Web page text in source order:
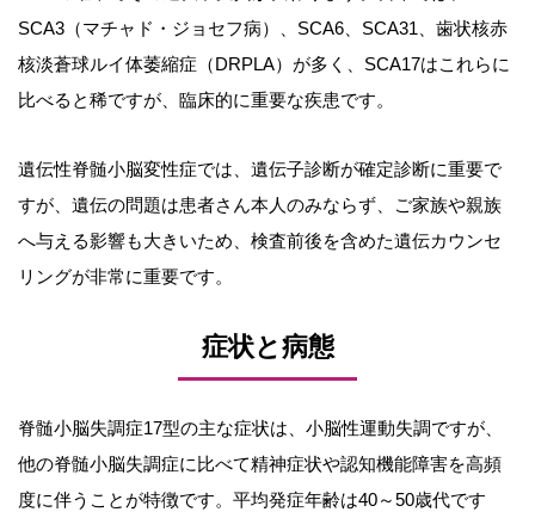
SCA3（マチャド・ジョセフ病）、SCA6、SCA31、歯状核赤
核淡蒼球ルイ体萎縮症（DRPLA）が多く、SCA17はこれらに
比べると稀ですが、臨床的に重要な疾患です。
遺伝性脊髄小脳変性症では、遺伝子診断が確定診断に重要で
すが、遺伝の問題は患者さん本人のみならず、ご家族や親族
へ与える影響も大きいため、検査前後を含めた遺伝カウンセ
リングが非常に重要です。
症状と病態
脊髄小脳失調症17型の主な症状は、小脳性運動失調ですが、
他の脊髄小脳失調症に比べて精神症状や認知機能障害を高頻
度に伴うことが特徴です。平均発症年齢は40～50歳代です